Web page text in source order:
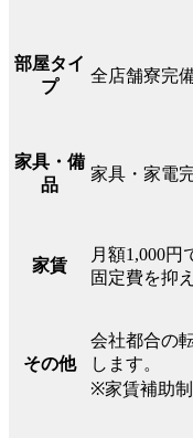
部屋タイ
プ
全店舗寮完
家具・備
品
家具・家電
家賃
月額1,000円
固定費を抑
その他
会社都合の
します。
※家賃補助制